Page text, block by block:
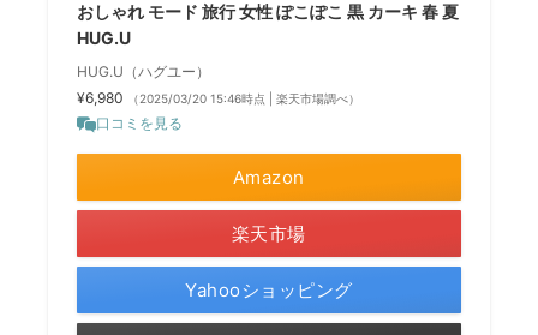
おしゃれ モード 旅行 女性 ぽこぽこ 黒 カーキ 春 夏
HUG.U
HUG.U（ハグユー）
¥6,980
（2025/03/20 15:46時点 | 楽天市場調べ）
口コミを見る
Amazon
楽天市場
Yahooショッピング